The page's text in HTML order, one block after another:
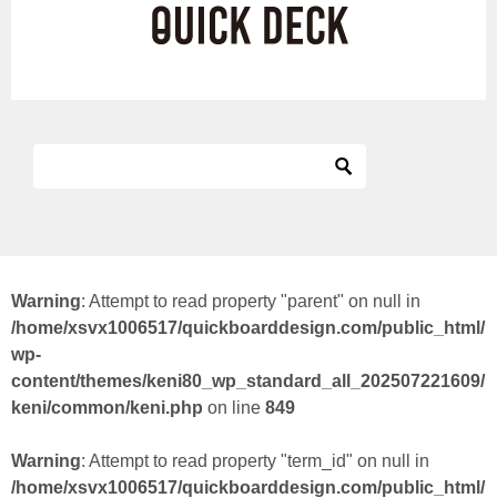
Warning: Attempt to read property "parent" on null in
/home/xsvx1006517/quickboarddesign.com/public_html/
wp-
content/themes/keni80_wp_standard_all_202507221609/
keni/common/keni.php on line 849
Warning: Attempt to read property "term_id" on null in
/home/xsvx1006517/quickboarddesign.com/public_html/